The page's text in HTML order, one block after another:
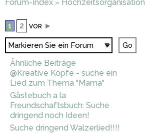
Forum-Index » Hochzeitsorganisation
1 2 VOR ►
Ähnliche Beiträge
@Kreative Köpfe - suche ein
Lied zum Thema "Mama"
Gästebuch a la
Freundschaftsbuch: Suche
dringend noch Ideen!
Suche dringend Walzerlied!!!!